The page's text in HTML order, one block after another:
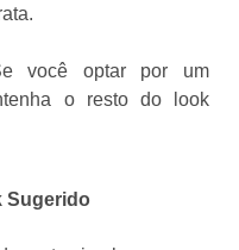
você optar por um
o resto do look
Sugerido